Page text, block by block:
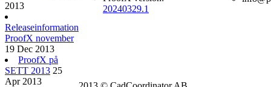
2013
Releaseinformation
ProofX november
19 Dec 2013
ProofX på
SETT 2013 25
Apr 2013
20240329.1